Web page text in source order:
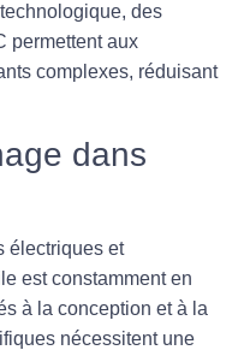
des
permettent aux
complexes, réduisant
dans
électriques et
est constamment en
à la conception et à la
nécessitent une